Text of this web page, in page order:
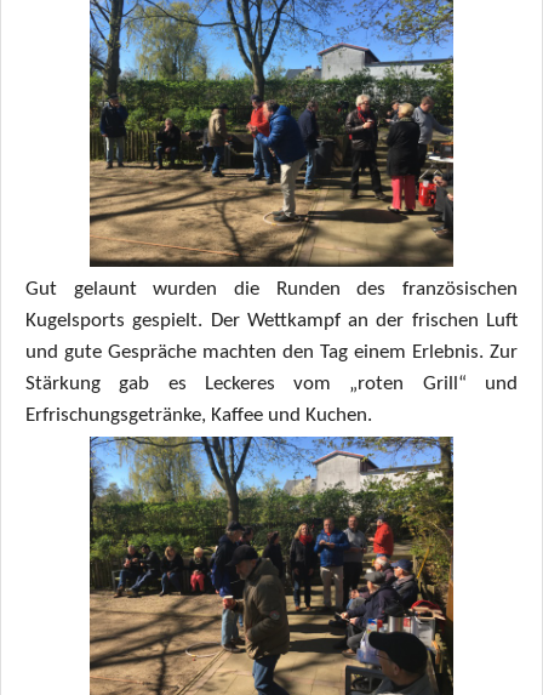
Gut gelaunt wurden die Runden des französischen
Kugelsports gespielt. Der Wettkampf an der frischen Luft
und gute Gespräche machten den Tag einem Erlebnis. Zur
Stärkung gab es Leckeres vom „roten Grill“ und
Erfrischungsgetränke, Kaffee und Kuchen.